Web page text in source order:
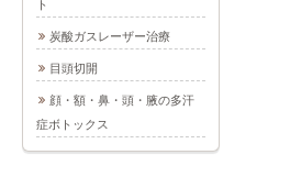
ト
炭酸ガスレーザー治療
目頭切開
顔・額・鼻・頭・腋の多汗
症ボトックス